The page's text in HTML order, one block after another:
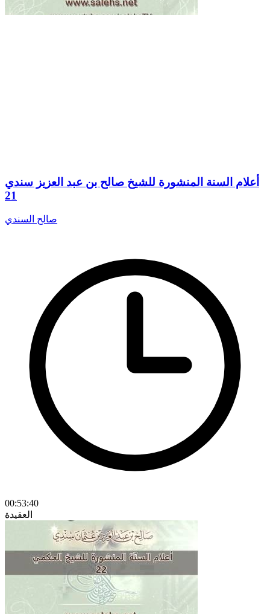
أعلام السنة المنشورة للشيخ صالح بن عبد العزيز سندي
21
صالح السندي
00:53:40
العقيدة